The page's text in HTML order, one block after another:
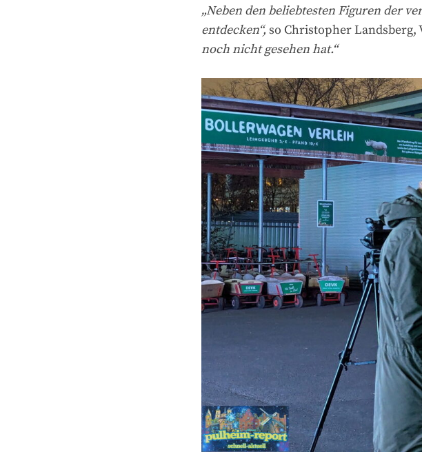
„Neben den beliebtesten Figuren der
entdecken“, so Christopher Landsberg,
noch nicht gesehen hat.“